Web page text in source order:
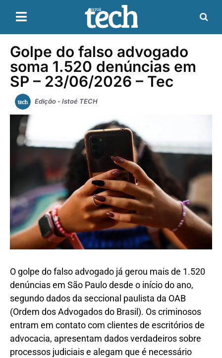
Golpe do falso advogado
soma 1.520 denúncias em
SP – 23/06/2026 – Tec
Edição - Istoé TECH
O golpe do falso advogado já gerou mais de 1.520
denúncias em São Paulo desde o início do ano,
segundo dados da seccional paulista da OAB
(Ordem dos Advogados do Brasil). Os criminosos
entram em contato com clientes de escritórios de
advocacia, apresentam dados verdadeiros sobre
processos judiciais e alegam que é necessário